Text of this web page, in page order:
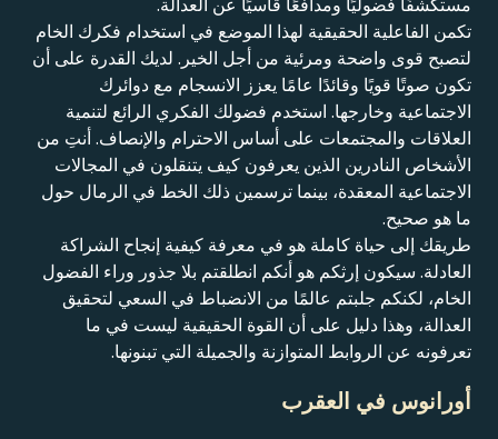
تكمن الفاعلية الحقيقية لهذا الموضع في استخدام فكرك الخام
لتصبح قوى واضحة ومرئية من أجل الخير. لديك القدرة على أن
تكون صوتًا قويًا وقائدًا عامًا يعزز الانسجام مع دوائرك
الاجتماعية وخارجها. استخدم فضولك الفكري الرائع لتنمية
العلاقات والمجتمعات على أساس الاحترام والإنصاف. أنتِ من
الأشخاص النادرين الذين يعرفون كيف يتنقلون في المجالات
الاجتماعية المعقدة، بينما ترسمين ذلك الخط في الرمال حول
ما هو صحيح.
طريقك إلى حياة كاملة هو في معرفة كيفية إنجاح الشراكة
العادلة. سيكون إرثكم هو أنكم انطلقتم بلا جذور وراء الفضول
الخام، لكنكم جلبتم عالمًا من الانضباط في السعي لتحقيق
العدالة، وهذا دليل على أن القوة الحقيقية ليست في ما
تعرفونه عن الروابط المتوازنة والجميلة التي تبنونها.
أورانوس في العقرب